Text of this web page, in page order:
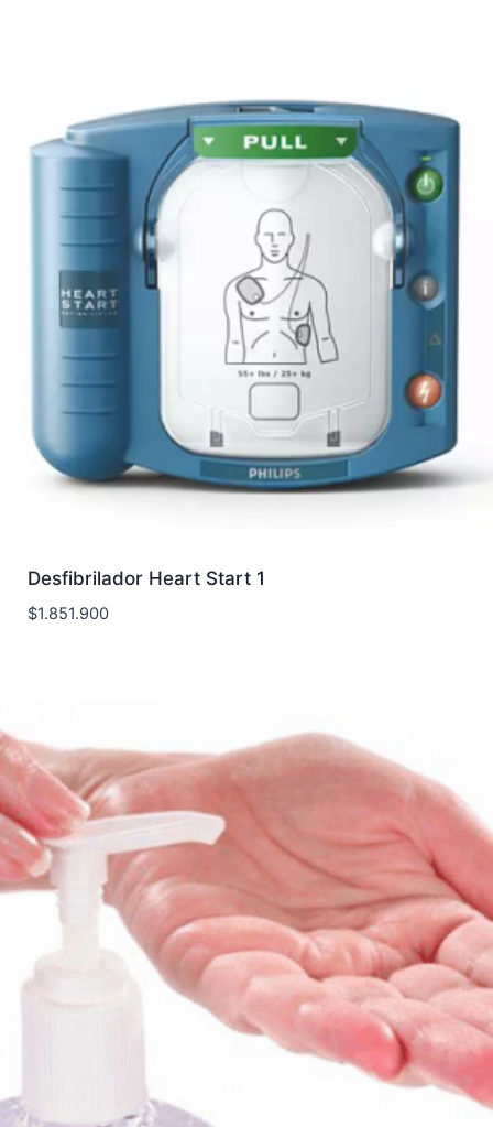
Desfibrilador Heart Start 1
$1.851.900